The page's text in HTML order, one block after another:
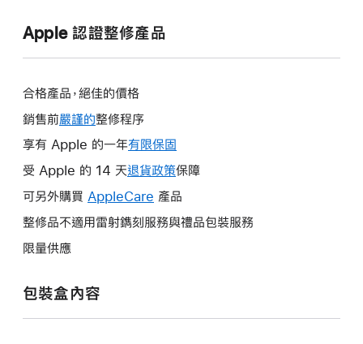
Apple 認證整修產品
合格產品，絕佳的價格
銷售前嚴謹的整修程序
享有 Apple 的一年有限保固
會
新
視
受 Apple 的 14 天退貨政策這
會
新
保障
可另外購買 AppleCare 這
會
開
產品
整修品不適用雷射鐫刻服務與禮品包裝服務
限量供應
包裝盒內容